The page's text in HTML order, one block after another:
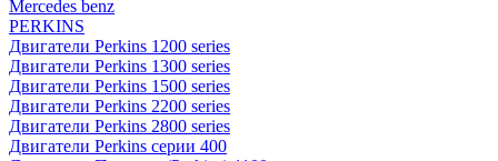
Mercedes benz
PERKINS
Двигатели Perkins 1200 series
Двигатели Perkins 1300 series
Двигатели Perkins 1500 series
Двигатели Perkins 2200 series
Двигатели Perkins 2800 series
Двигатели Perkins серии 400